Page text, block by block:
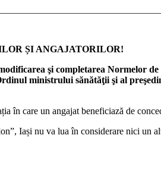
ȘI ANGAJATORILOR!
şi completarea Normelor
ministrului sănătăţii şi al
în care un angajat beneficiază de
Iași nu va lua în considerare nici un